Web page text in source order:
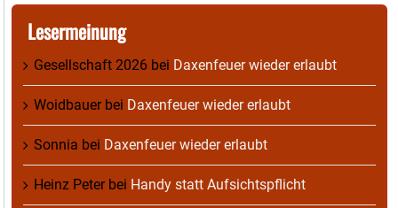
Lesermeinung
Gesellschaft 2026 bei Daxenfeuer wieder erlaubt
Woidbauerbei Daxenfeuer wieder erlaubt
Sonnia bei Daxenfeuer wieder erlaubt
Heinz Peterbei Handy statt Aufsichtspflicht